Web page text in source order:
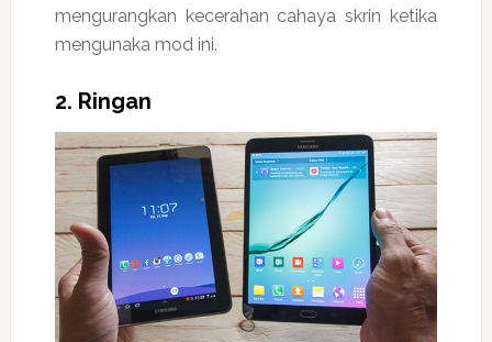
mengurangkan kecerahan cahaya skrin ketika
mengunaka mod ini.
2. Ringan